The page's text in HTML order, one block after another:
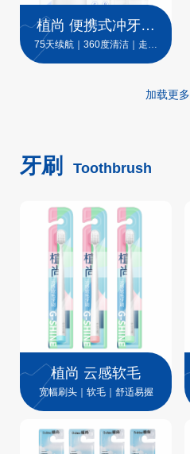
植尚 便携式冲牙器
X1
75天续航｜360度清洁｜走哪
加载更多
牙刷 Toothbrush
植尚 云感软毛
宽幅刷头｜软毛｜舒适易握